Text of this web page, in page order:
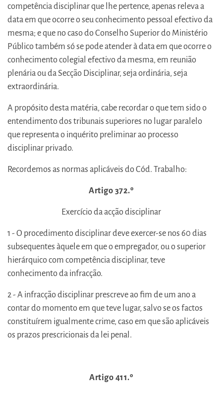
competência disciplinar que lhe pertence, apenas releva a
data em que ocorre o seu conhecimento pessoal efectivo da
mesma; e que no caso do Conselho Superior do Ministério
Público também só se pode atender à data em que ocorre o
conhecimento colegial efectivo da mesma, em reunião
plenária ou da Secção Disciplinar, seja ordinária, seja
extraordinária.
A propósito desta matéria, cabe recordar o que tem sido o
entendimento dos tribunais superiores no lugar paralelo
que representa o inquérito preliminar ao processo
disciplinar privado.
Recordemos as normas aplicáveis do Cód. Trabalho:
Artigo 372.º
Exercício da acção disciplinar
1 - O procedimento disciplinar deve exercer-se nos 60 dias
subsequentes àquele em que o empregador, ou o superior
hierárquico com competência disciplinar, teve
conhecimento da infracção.
2 - A infracção disciplinar prescreve ao fim de um ano a
contar do momento em que teve lugar, salvo se os factos
constituírem igualmente crime, caso em que são aplicáveis
os prazos prescricionais da lei penal.
Artigo 411.º